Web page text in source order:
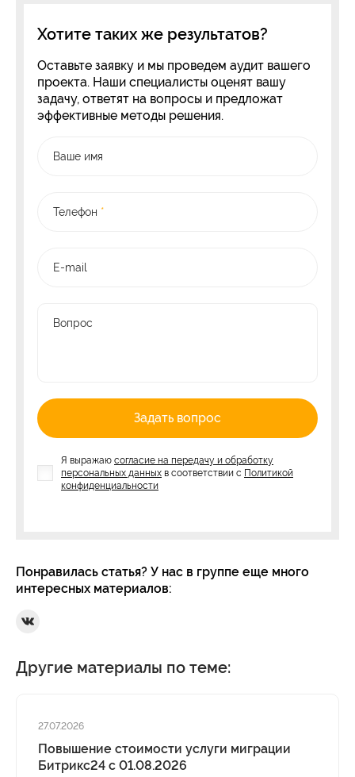
Хотите таких же результатов?
Оставьте заявку и мы проведем аудит вашего
проекта. Наши специалисты оценят вашу
задачу, ответят на вопросы и предложат
эффективные методы решения.
Ваше имя
Телефон *
E-mail
Вопрос
Задать вопрос
Я выражаю согласие на передачу и обработку
персональных данных в соответствии с Политикой
конфиденциальности
Понравилась статья? У нас в группе еще много
интересных материалов:
Ссылка на Вконтакте
Другие материалы по теме:
27.07.2026
Повышение стоимости услуги миграции
Битрикс24 с 01.08.2026